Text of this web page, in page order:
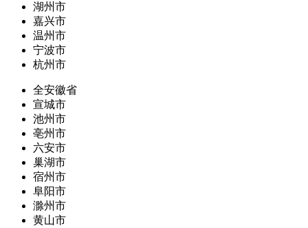
湖州市
嘉兴市
温州市
宁波市
杭州市
全安徽省
宣城市
池州市
亳州市
六安市
巢湖市
宿州市
阜阳市
滁州市
黄山市